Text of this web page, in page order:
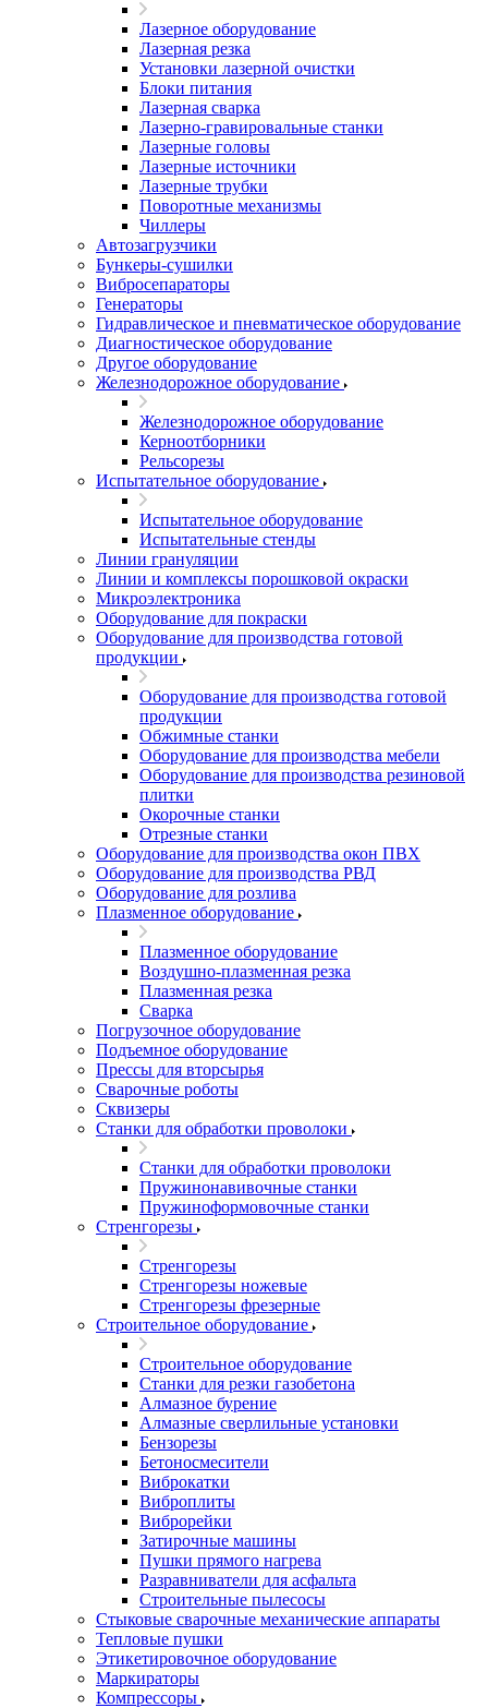
Лазерное оборудование
Лазерная резка
Установки лазерной очистки
Блоки питания
Лазерная сварка
Лазерно-гравировальные станки
Лазерные головы
Лазерные источники
Лазерные трубки
Поворотные механизмы
Чиллеры
Автозагрузчики
Бункеры-сушилки
Вибросепараторы
Генераторы
Гидравлическое и пневматическое оборудование
Диагностическое оборудование
Другое оборудование
Железнодорожное оборудование
Железнодорожное оборудование
Керноотборники
Рельсорезы
Испытательное оборудование
Испытательное оборудование
Испытательные стенды
Линии грануляции
Линии и комплексы порошковой окраски
Микроэлектроника
Оборудование для покраски
Оборудование для производства готовой
продукции
Оборудование для производства готовой
продукции
Обжимные станки
Оборудование для производства мебели
Оборудование для производства резиновой
плитки
Окорочные станки
Отрезные станки
Оборудование для производства окон ПВХ
Оборудование для производства РВД
Оборудование для розлива
Плазменное оборудование
Плазменное оборудование
Воздушно-плазменная резка
Плазменная резка
Сварка
Погрузочное оборудование
Подъемное оборудование
Прессы для вторсырья
Сварочные роботы
Сквизеры
Станки для обработки проволоки
Станки для обработки проволоки
Пружинонавивочные станки
Пружиноформовочные станки
Стренгорезы
Стренгорезы
Стренгорезы ножевые
Стренгорезы фрезерные
Строительное оборудование
Строительное оборудование
Станки для резки газобетона
Алмазное бурение
Алмазные сверлильные установки
Бензорезы
Бетоносмесители
Виброкатки
Виброплиты
Виброрейки
Затирочные машины
Пушки прямого нагрева
Разравниватели для асфальта
Строительные пылесосы
Стыковые сварочные механические аппараты
Тепловые пушки
Этикетировочное оборудование
Маркираторы
Компрессоры